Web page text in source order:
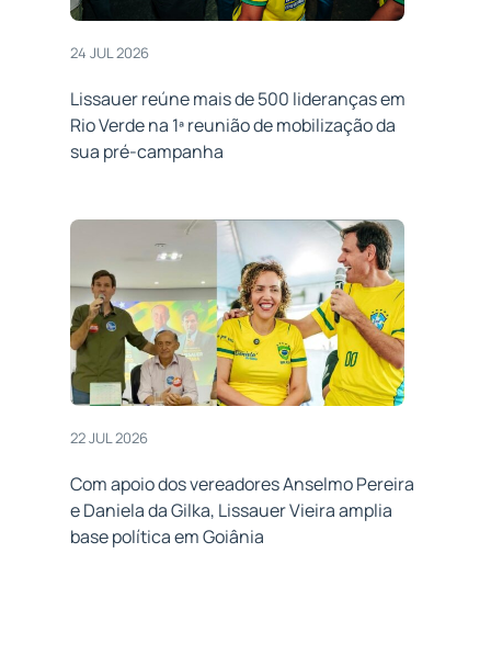
24 JUL 2026
Lissauer reúne mais de 500 lideranças em
Rio Verde na 1ª reunião de mobilização da
sua pré-campanha
22 JUL 2026
Com apoio dos vereadores Anselmo Pereira
e Daniela da Gilka, Lissauer Vieira amplia
base política em Goiânia